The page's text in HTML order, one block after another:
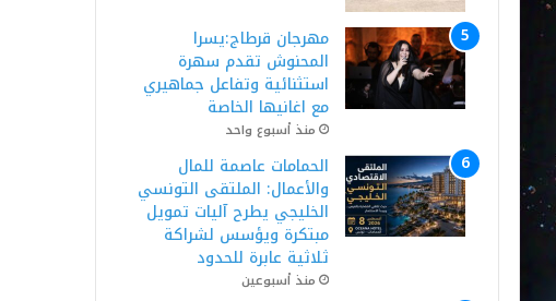
مهرجان قرطاج:يسرا
المحنوش تقدم سهرة
استثنائية وتفاعل جماهيري
مع اغانيها الخاصة
منذ أسبوع واحد
الحمامات عاصمة للمال
والأعمال: الملتقى التونسي
الخليجي يطرح آليات تمويل
مبتكرة ويؤسس لشراكة
ثلاثية عابرة للحدود
منذ أسبوعين